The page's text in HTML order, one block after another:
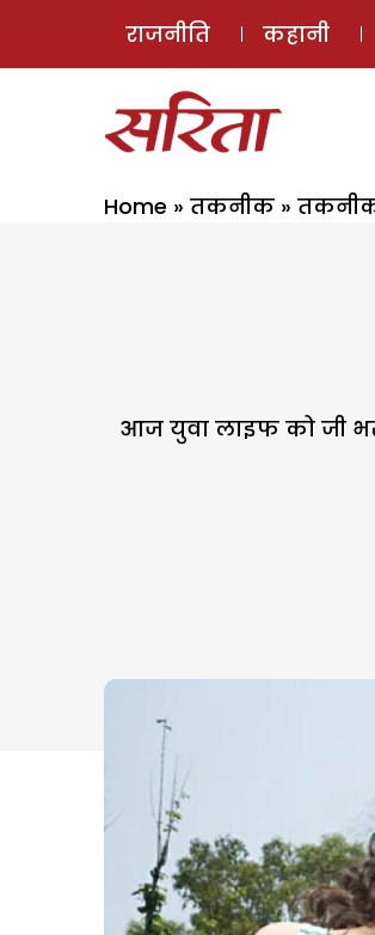
राजनीति कहानी
Home » तकनीक »
आज युवा लाइफ को जी